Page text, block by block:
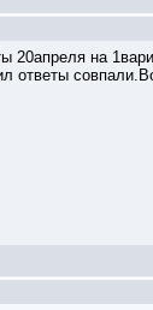
на
ответы